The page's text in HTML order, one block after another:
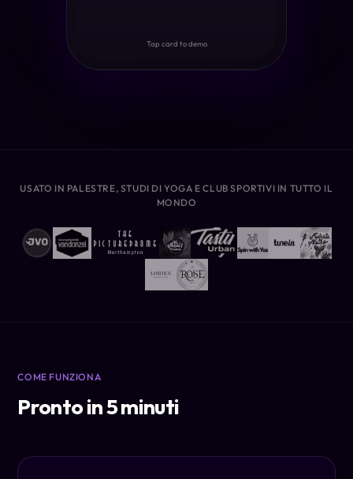
Tap card to demo
USATO IN PALESTRE, STUDI DI YOGA E CLUB SPORTIVI IN TUTTO IL
MONDO
COME FUNZIONA
Pronto in 5 minuti